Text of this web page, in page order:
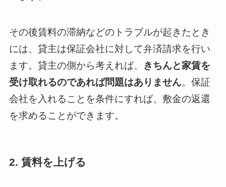
その後賃料の滞納などのトラブルが起きたとき
には、貸主は保証会社に対して弁済請求を行い
ます。貸主の側から考えれば、
きちんと家賃を
受け取れるのであれば問題はありません。保証
会社を入れることを条件にすれば、敷金の返還
を求めることができます。
2. 賃料を上げる